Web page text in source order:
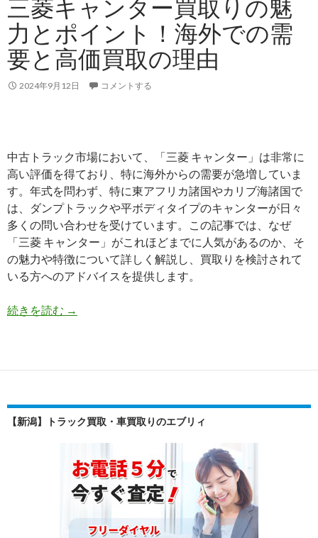
出
し
ま
し
た
三菱キャンター買取りの魅
力とポイント！海外での需
要と高価買取の理由
2024年9月12日 コメントする
中古トラック市場において、「三菱 キャンター」は非常に
高い評価を得ており、特に海外からの需要が急増していま
す。年式を問わず、特に東アフリカ諸国やカリブ海諸国で
は、ダンプトラックや平ボディタイプのキャンターが日々
多くの問い合わせを受けています。この記事では、なぜ
「三菱 キャンター」がこれほどまでに人気があるのか、そ
の魅力や特徴について詳しく解説し、買取りを検討されて
いる方へのアドバイスを提供します。
続きを読む 三
ー
買
り
の
魅
→
【新潟】トラック買取・車買取りのエブリィ